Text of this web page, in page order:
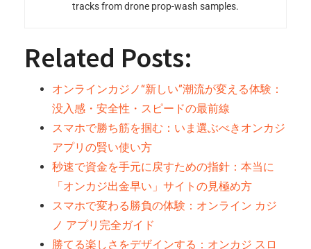
tracks from drone prop-wash samples.
Related Posts:
オンラインカジノ“新しい”潮流が変える体験：
没入感・安全性・スピードの最前線
スマホで勝ち筋を掴む：いま選ぶべきオンカジ
アプリの賢い使い方
秒速で資金を手元に戻すための指針：本当に
「オンカジ出金早い」サイトの見極め方
スマホで変わる勝負の体験：オンライン カジ
ノ アプリ完全ガイド
勝てる楽しさをデザインする：オンカジ スロ